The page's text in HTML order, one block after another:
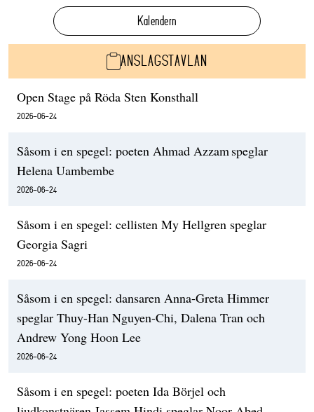
Kalendern
ANSLAGSTAVLAN
Open Stage på Röda Sten Konsthall
2026-06-24
Såsom i en spegel: poeten Ahmad Azzam speglar
Helena Uambembe
2026-06-24
Såsom i en spegel: cellisten My Hellgren speglar
Georgia Sagri
2026-06-24
Såsom i en spegel: dansaren Anna-Greta Himmer
speglar Thuy-Han Nguyen-Chi, Dalena Tran och
Andrew Yong Hoon Lee
2026-06-24
Såsom i en spegel: poeten Ida Börjel och